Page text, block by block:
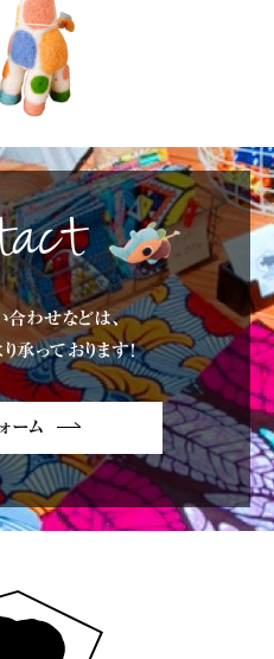
合わせなどは、
り承っております!
ーム